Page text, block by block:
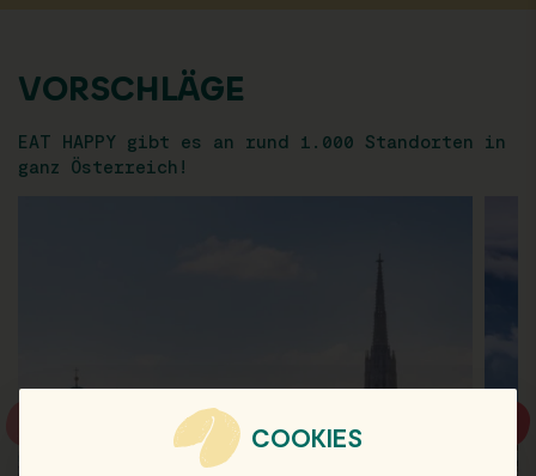
VORSCHLÄGE
EAT HAPPY gibt es an rund 1.000 Standorten in
ganz Österreich!
COOKIES